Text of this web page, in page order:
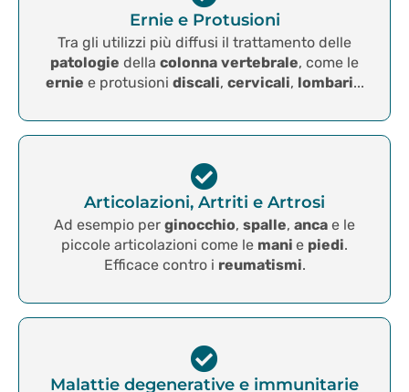
Ernie e Protusioni
Tra gli utilizzi più diffusi il trattamento delle
patologie della colonna vertebrale, come le
ernie e protusioni discali, cervicali, lombari...
Articolazioni, Artriti e Artrosi
Ad esempio per ginocchio, spalle, anca e le
piccole articolazioni come le mani e piedi.
Efficace contro i reumatismi.
Malattie degenerative e immunitarie